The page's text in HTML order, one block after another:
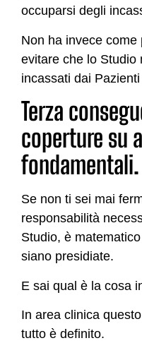
occuparsi degli
Non ha invece
evitare che lo Studio
incassati dai
Terza
coperture su
fondamentali.
Se non ti sei mai
responsabilità
Studio, è
siano presidiate.
E sai qual è la cosa
In area clinica
tutto è definito.